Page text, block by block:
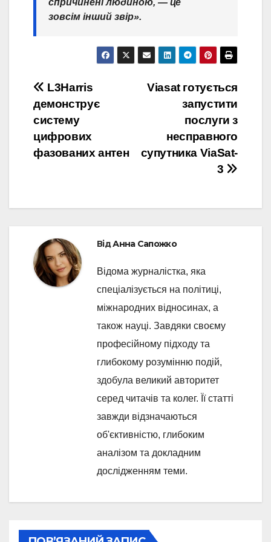
зовсім інший звір».
Навігація
записів
Viasat готується
запустити
послуги з
несправного
супутника ViaSat-
3
L3Harris
демонструє
систему
цифрових
фазованих антен
ВідАнна Сапожко
Відома журналістка, яка
спеціалізується на політиці,
міжнародних відносинах, а
також науці. Завдяки своєму
професійному підходу та
глибокому розумінню подій,
здобула великий авторитет
серед читачів та колег. Її статті
завжди відзначаються
об'єктивністю, глибоким
аналізом та докладним
дослідженням теми.